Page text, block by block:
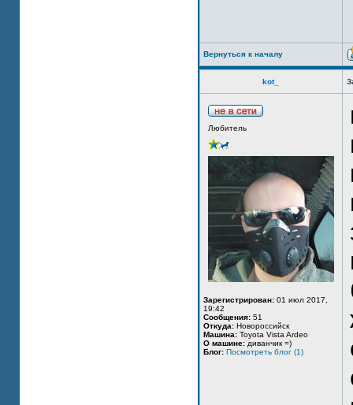
Вернуться к началу
kot_
Любитель
Зарегистрирован: 01 июл 2017,
19:42
Сообщения: 51
Откуда: Новороссийск
Машина: Toyota Vista Ardeo
О машине: диванчик =)
Блог: Посмотреть блог (1)